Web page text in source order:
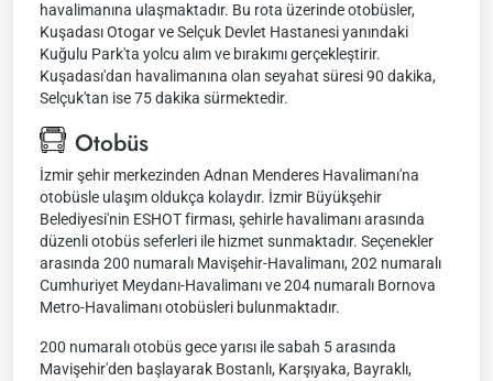
havalimanına ulaşmaktadır. Bu rota üzerinde otobüsler,
Kuşadası Otogar ve Selçuk Devlet Hastanesi yanındaki
Kuğulu Park'ta yolcu alım ve bırakımı gerçekleştirir.
Kuşadası'dan havalimanına olan seyahat süresi 90 dakika,
Selçuk'tan ise 75 dakika sürmektedir.
Otobüs
İzmir şehir merkezinden Adnan Menderes Havalimanı'na
otobüsle ulaşım oldukça kolaydır. İzmir Büyükşehir
Belediyesi'nin ESHOT firması, şehirle havalimanı arasında
düzenli otobüs seferleri ile hizmet sunmaktadır. Seçenekler
arasında 200 numaralı Mavişehir-Havalimanı, 202 numaralı
Cumhuriyet Meydanı-Havalimanı ve 204 numaralı Bornova
Metro-Havalimanı otobüsleri bulunmaktadır.
200 numaralı otobüs gece yarısı ile sabah 5 arasında
Mavişehir'den başlayarak Bostanlı, Karşıyaka, Bayraklı,